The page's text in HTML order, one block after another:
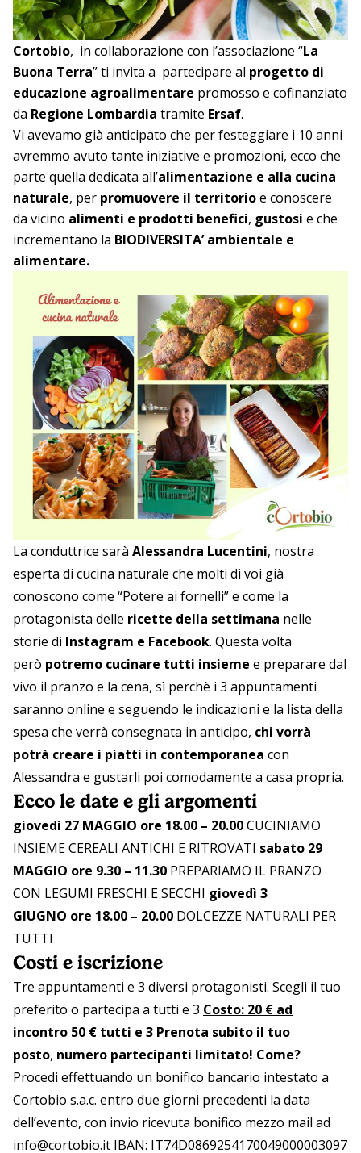
Cortobio, in collaborazione con l’associazione “La
Buona Terra” ti invita a partecipare al progetto di
educazione agroalimentare promosso e cofinanziato
da Regione Lombardia tramite Ersaf.
Vi avevamo già anticipato che per festeggiare i 10 anni
avremmo avuto tante iniziative e promozioni, ecco che
parte quella dedicata all’alimentazione e alla cucina
naturale, per promuovere il territorioe conoscere
da vicino alimenti e prodotti benefici, gustosi e che
incrementano la BIODIVERSITA’ ambientale e
alimentare.
La conduttrice sarà Alessandra Lucentini, nostra
esperta di cucina naturale che molti di voi già
conoscono come “Potere ai fornelli” e come la
protagonista delle ricette della settimana nelle
storie di Instagram e Facebook. Questa volta
però potremo cucinare tutti insieme e preparare dal
vivo il pranzo e la cena, sì perchè i 3 appuntamenti
saranno online e seguendo le indicazioni e la lista della
spesa che verrà consegnata in anticipo, chi vorrà
potrà creare i piatti in contemporanea con
Alessandra e gustarli poi comodamente a casa propria.
Ecco le date e gli argomenti
giovedì 27 MAGGIO ore 18.00 – 20.00CUCINIAMO
INSIEME CEREALI ANTICHI E RITROVATI sabato 29
MAGGIO ore 9.30 – 11.30 PREPARIAMO IL PRANZO
CON LEGUMI FRESCHI E SECCHI giovedì 3
GIUGNO ore 18.00 – 20.00 DOLCEZZE NATURALI PER
TUTTI
Costi e iscrizione
Tre appuntamenti e 3 diversi protagonisti. Scegli il tuo
preferito o partecipa a tutti e 3 Costo: 20 € ad
incontro 50 € tutti e 3 Prenota subito il tuo
posto, numero partecipanti limitato! Come?
Procedi effettuando un bonifico bancario intestato a
Cortobio s.a.c. entro due giorni precedenti la data
dell’evento, con invio ricevuta bonifico mezzo mail ad
info@cortobio.it IBAN: IT74D0869254170049000003097